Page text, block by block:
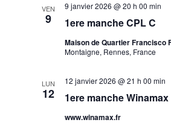
VEN
9 1ere manche CPL C
9 janvier 2026 @ 20 h 00 min
Maison de Quartier Francisco
Montaigne, Rennes, France
LUN
12 1ere manche
12 janvier 2026 @ 21 h 00 min
www.winamax.fr